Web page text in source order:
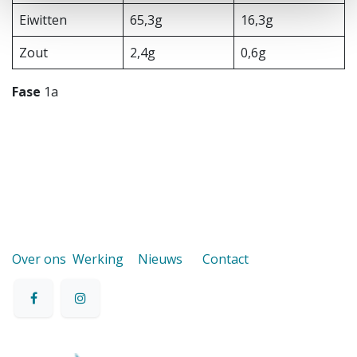
Eiwitten
65,3g
16,3g
Zout
2,4g 0,6g
Fase 1a
Over ons Werking Nieuws Contact